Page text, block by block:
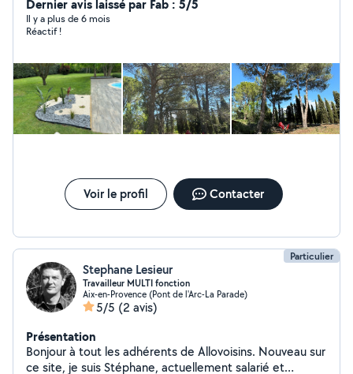
au mieux à vos besoins.
Dernier avis laissé par Fab : 5/5
Il y a plus de 6 mois
Réactif !
Voir le profil Contacter
Particulier
Stephane Lesieur
Travailleur MULTI fonction
Aix-en-Provence (Pont de l'Arc-La Parade)
5/5 (2 avis)
Présentation
Bonjour à tout les adhérents de Allovoisins. Nouveau sur
ce site, je suis Stéphane, actuellement salarié et